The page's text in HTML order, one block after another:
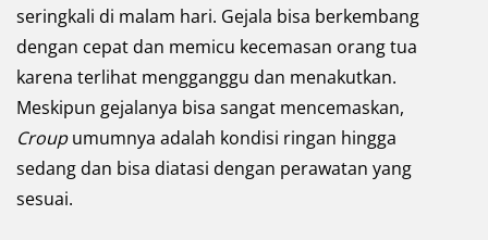
seringkali di malam hari. Gejala bisa berkembang
dengan cepat dan memicu kecemasan orang tua
karena terlihat mengganggu dan menakutkan.
Meskipun gejalanya bisa sangat mencemaskan,
Croupumumnya adalah kondisi ringan hingga
sedang dan bisa diatasi dengan perawatan yang
sesuai.